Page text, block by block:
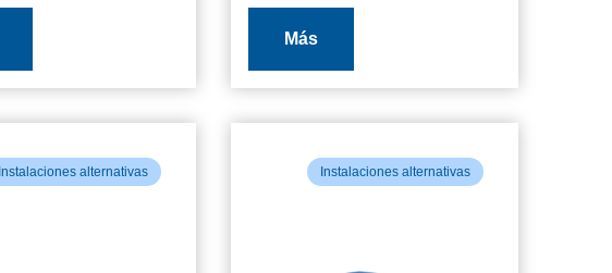
Más
Instalaciones alternativas Instalaciones alternativas